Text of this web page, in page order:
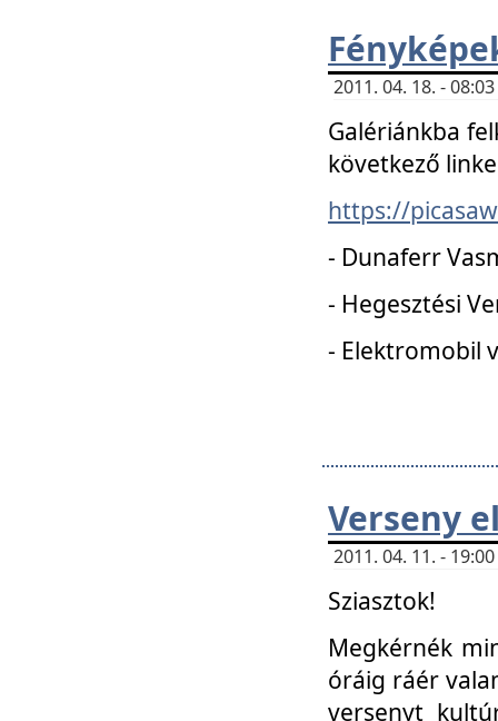
2011. 04. 18. -
Galériánkba
következő
https://
- Dunaferr
- Hegesztési
- Elektromobil
Verseny
2011. 04. 11. -
Sziasztok!
Megkérnék
óráig ráér
versenyt